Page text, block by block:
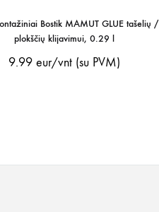
Bostik MAMUT GLUE tašelių /
plokščių klijavimui, 0.29 l
9.99 eur/vnt (su PVM)